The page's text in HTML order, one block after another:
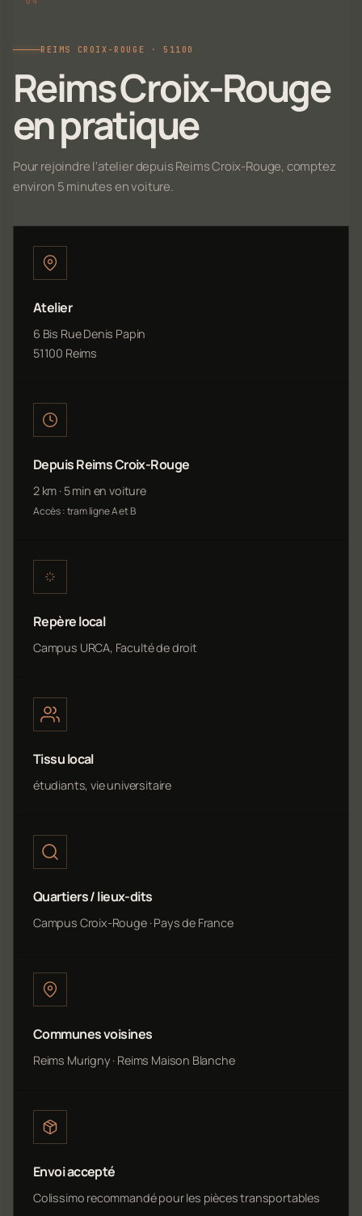
REIMS CROIX-ROUGE · 51100
Reims Croix-Rouge
en pratique
Pour rejoindre l'atelier depuis Reims Croix-Rouge, comptez
environ 5 minutes en voiture.
Atelier
6 Bis Rue Denis Papin
51100 Reims
Depuis Reims Croix-Rouge
2 km · 5 min en voiture
Accès : tram ligne A et B
Repère local
Campus URCA, Faculté de droit
Tissu local
étudiants, vie universitaire
Quartiers / lieux-dits
Campus Croix-Rouge · Pays de France
Communes voisines
Reims Murigny · Reims Maison Blanche
Envoi accepté
Colissimo recommandé pour les pièces transportables